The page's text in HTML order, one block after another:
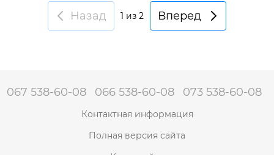
Назад 1 из 2 Вперед
067 538-60-08 066 538-60-08 073 538-60-08
Контактная информация
Полная версия сайта